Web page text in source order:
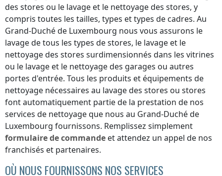
des stores ou le lavage et le nettoyage des stores, y
compris toutes les tailles, types et types de cadres. Au
Grand-Duché de Luxembourg nous vous assurons le
lavage de tous les types de stores, le lavage et le
nettoyage des stores surdimensionnés dans les vitrines
ou le lavage et le nettoyage des garages ou autres
portes d'entrée. Tous les produits et équipements de
nettoyage nécessaires au lavage des stores ou stores
font automatiquement partie de la prestation de nos
services de nettoyage que nous au Grand-Duché de
Luxembourg fournissons. Remplissez simplement
formulaire de commande et attendez un appel de nos
franchisés et partenaires.
OÙ NOUS FOURNISSONS NOS SERVICES